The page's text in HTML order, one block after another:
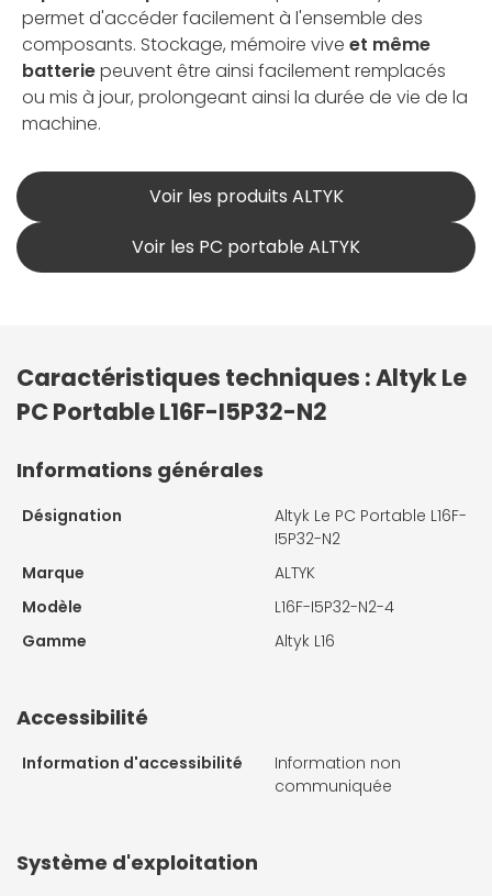
permet d'accéder facilement à l'ensemble des
composants. Stockage, mémoire vive et même
batteriepeuvent être ainsi facilement remplacés
ou mis à jour, prolongeant ainsi la durée de vie de la
machine.
Voir les produits ALTYK
Voir les PC portable ALTYK
Caractéristiques techniques : Altyk Le
PC Portable L16F-I5P32-N2
Informations générales
Désignation
Altyk Le PC Portable L16F-
I5P32-N2
Marque
ALTYK
Modèle
L16F-I5P32-N2-4
Gamme
Altyk L16
Accessibilité
Information d'accessibilité
Information non
communiquée
Système d'exploitation